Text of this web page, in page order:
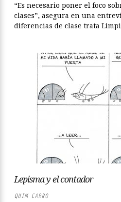
“Es necesario poner el foco
clases”, asegura en una
diferencias de clase trata
Lepisma y el contador
QUIM CARRO